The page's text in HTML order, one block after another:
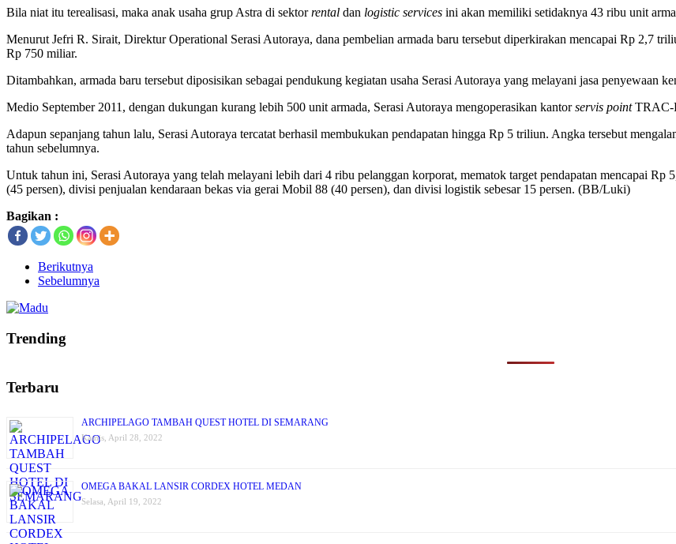
Bila niat itu terealisasi, maka anak usaha grup Astra di sektorrental dan logistic services ini akan memiliki setidaknya 43 ribu unit
Menurut Jefri R. Sirait, Direktur Operational Serasi Autoraya, dana pembelian armada baru tersebut diperkirakan mencapai Rp 2,7
Rp 750 miliar.
Ditambahkan, armada baru tersebut diposisikan sebagai pendukung kegiatan usaha Serasi Autoraya yang melayani jasa penyewaan
Medio September 2011, dengan dukungan kurang lebih 500 unit armada, Serasi Autoraya mengoperasikan kantorservis pointTRAC-
Adapun sepanjang tahun lalu, Serasi Autoraya tercatat berhasil membukukan pendapatan hingga Rp 5 triliun. Angka tersebut
tahun sebelumnya.
Untuk tahun ini, Serasi Autoraya yang telah melayani lebih dari 4 ribu pelanggan korporat, mematok target pendapatan mencapai
(45 persen), divisi penjualan kendaraan bekas via gerai Mobil 88 (40 persen), dan divisi logistik sebesar 15 persen. (BB/Luki)
Bagikan :
Berikutnya
Sebelumnya
Trending
Terbaru
ARCHIPELAGO TAMBAH QUEST HOTEL DI SEMARANG
Kamis, April 28, 2022
OMEGA BAKAL LANSIR CORDEX HOTEL MEDAN
Selasa, April 19, 2022